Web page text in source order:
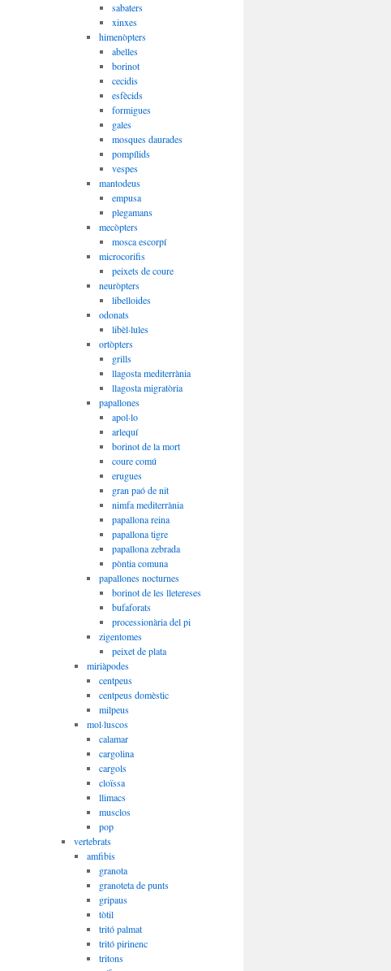
sabaters
xinxes
himenòpters
abelles
borinot
cecidis
esfècids
formigues
gales
mosques daurades
pompílids
vespes
mantodeus
empusa
plegamans
mecòpters
mosca escorpí
microcorifis
peixets de coure
neuròpters
libelloides
odonats
libèl·lules
ortòpters
grills
llagosta mediterrània
llagosta migratòria
papallones
apol·lo
arlequí
borinot de la mort
coure comú
erugues
gran paó de nit
nimfa mediterrània
papallona reina
papallona tigre
papallona zebrada
pòntia comuna
papallones nocturnes
borinot de les lletereses
bufaforats
processionària del pi
zigentomes
peixet de plata
miriàpodes
centpeus
centpeus domèstic
milpeus
mol·luscos
calamar
cargolina
cargols
cloïssa
llimacs
musclos
pop
vertebrats
amfibis
granota
granoteta de punts
gripaus
tòtil
tritó palmat
tritó pirinenc
tritons